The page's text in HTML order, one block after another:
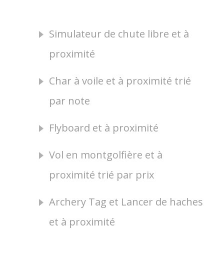
Simulateur de chute libre et à
proximité
Char à voile et à proximité trié
par note
Flyboard et à proximité
Vol en montgolfière et à
proximité trié par prix
Archery Tag et Lancer de haches
et à proximité